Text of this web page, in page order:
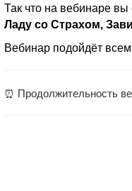
Так что на вебинаре вы
Ладу со Страхом,
Вебинар подойдёт
⏰ Продолжительность